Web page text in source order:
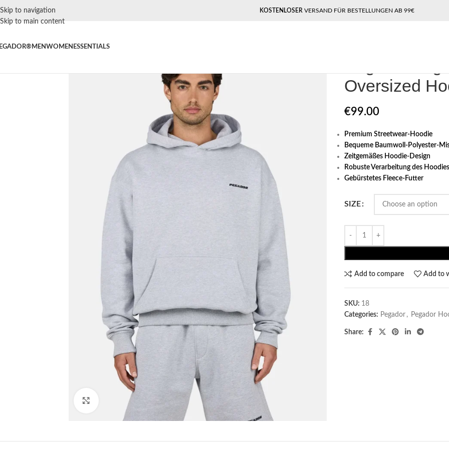
Skip to navigation
Skip to main content
KOSTENLOSER VERSAND FÜR BESTELLUNGEN AB 99€
MENWOMEN ESSENTIALS
Click to enlarge
Oversized
€99.00
Premium Streetwear-Hoodie
Bequeme Baumwoll-Polyester-
Zeitgemäßes Hoodie-Design
Robuste Verarbeitung des Hoodies
Gebürstetes Fleece-Futter
SIZE
Add to compare Add to
SKU: 18
Categories: Pegador​ , Pegador
Share: